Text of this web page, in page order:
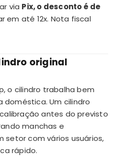
via Pix, o desconto é de
em até 12x. Nota fiscal
original
o cilindro trabalha bem
doméstica. Um cilindro
antes do previsto
manchas e
com vários usuários,
rápido.